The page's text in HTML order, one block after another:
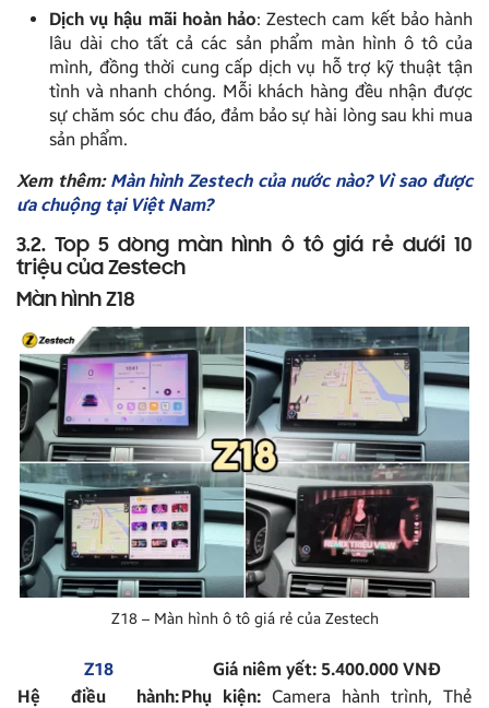
Dịch vụ hậu mãi hoàn hảo: Zestech cam kết bảo hành
lâu dài cho tất cả các sản phẩm màn hình ô tô của
mình, đồng thời cung cấp dịch vụ hỗ trợ kỹ thuật tận
tình và nhanh chóng. Mỗi khách hàng đều nhận được
sự chăm sóc chu đáo, đảm bảo sự hài lòng sau khi mua
sản phẩm.
Xem thêm: Màn hình Zestech của nước nào? Vì sao được
ưa chuộng tại Việt Nam?
3.2. Top 5 dòng màn hình ô tô giá rẻ dưới 10
triệu của Zestech
Màn hình Z18
Z18 – Màn hình ô tô giá rẻ của Zestech
Z18
Giá niêm yết: 5.400.000 VNĐ
Hệ điều hành:Phụ kiện: Camera hành trình, Thẻ